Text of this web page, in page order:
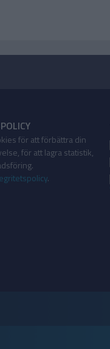
för att förbättra din
för att lagra statistik,
.